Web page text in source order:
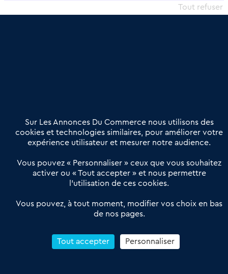
commercial et les collectivités territoriales, simple et intégrant
Offres Pro
Actualités
Qui sommes nous ?
Derniers articles
Réseau 3C : un partenaire national dédié aux transactions
Petitscommerces : Un partenariat au service du commerce de
proximité et des territoires
Reprendre un Restaurant Rapide
Sur Les Annonces Du Commerce nous utilisons des
cookies et technologies similaires, pour améliorer votre
expérience utilisateur et mesurer notre audience.
Vous pouvez « Personnaliser » ceux que vous souhaitez
activer ou « Tout accepter » et nous permettre
l’utilisation de ces cookies.
Vous pouvez, à tout moment, modifier vos choix en bas
de nos pages.
Tout accepter
Tout refuser
Personnaliser